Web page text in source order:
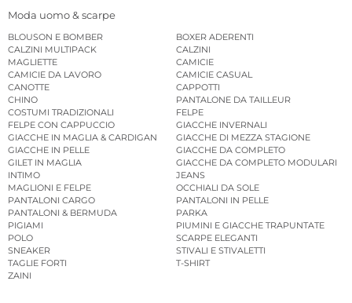
Moda uomo & scarpe
BLOUSON E BOMBER
BOXER ADERENTI
CALZINI MULTIPACK
CALZINI
MAGLIETTE
CAMICIE
CAMICIE DA LAVORO
CAMICIE CASUAL
CANOTTE
CAPPOTTI
CHINO
PANTALONE DA TAILLEUR
COSTUMI TRADIZIONALI
FELPE
FELPE CON CAPPUCCIO
GIACCHE INVERNALI
GIACCHE IN MAGLIA & CARDIGAN
GIACCHE DI MEZZA STAGIONE
GIACCHE IN PELLE
GIACCHE DA COMPLETO
GILET IN MAGLIA
GIACCHE DA COMPLETO MODULARI
INTIMO
JEANS
MAGLIONI E FELPE
OCCHIALI DA SOLE
PANTALONI CARGO
PANTALONI IN PELLE
PANTALONI & BERMUDA
PARKA
PIGIAMI
PIUMINI E GIACCHE TRAPUNTATE
POLO
SCARPE ELEGANTI
SNEAKER
STIVALI E STIVALETTI
TAGLIE FORTI
T-SHIRT
ZAINI